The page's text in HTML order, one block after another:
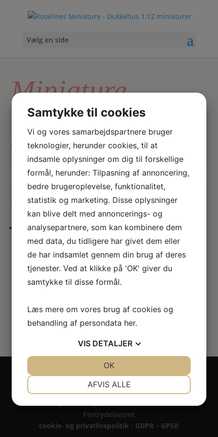
Vælg en side
Miniature
herresko
Hjem/ Varer tagged “Miniature herresko”
hvad
du
søger
her
Søg
Viser 1 resultat
Herresko m snøre
Copyright 2024 - All rights reserved RoseLines
Miniature ® på design, brandnavn, logo, tekst og
billedemateriale.
Fortrydelsesret
cookie- og privatlivspolitik - GDPR – GPSR
Samtykke til cookies
Vi og vores samarbejdspartnere bruger
teknologier, herunder cookies, til at
indsamle oplysninger om dig til forskellige
formål, herunder: Tilpasning af annoncering,
bedre brugeroplevelse, funktionalitet,
statistik og marketing. Disse oplysninger
kan blive delt med annoncerings- og
analysepartnere, som kan kombinere dem
med data, du tidligere har givet dem eller
de har indsamlet gennem din brug af deres
tjenester. Ved at klikke på 'OK' giver du
samtykke til disse formål.
Læs mere om vores brug af cookies og
behandling af persondata her.
VIS DETALJER
MARKETING STATISTIK
AFVIS ALLE
OK